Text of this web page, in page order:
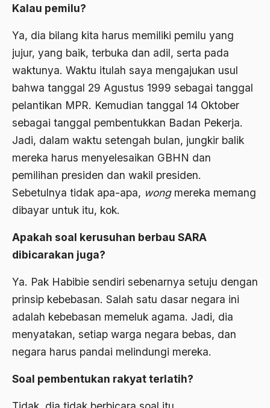
Kalau pemilu?
Ya, dia bilang kita harus memiliki pemilu yang
jujur, yang baik, terbuka dan adil, serta pada
waktunya. Waktu itulah saya mengajukan usul
bahwa tanggal 29 Agustus 1999 sebagai tanggal
pelantikan MPR. Kemudian tanggal 14 Oktober
sebagai tanggal pembentukkan Badan Pekerja.
Jadi, dalam waktu setengah bulan, jungkir balik
mereka harus menyelesaikan GBHN dan
pemilihan presiden dan wakil presiden.
Sebetulnya tidak apa-apa, wongmereka memang
dibayar untuk itu, kok.
Apakah soal kerusuhan berbau SARA
dibicarakan juga?
Ya. Pak Habibie sendiri sebenarnya setuju dengan
prinsip kebebasan. Salah satu dasar negara ini
adalah kebebasan memeluk agama. Jadi, dia
menyatakan, setiap warga negara bebas, dan
negara harus pandai melindungi mereka.
Soal pembentukan rakyat terlatih?
Ahmad Hasan Rurbi
Ahmad Khomeini
Ahmad Syafi’i Ma’arif
ahmad wahib
Ahmad Wahid
Ahmadiyah
AIDS
Airport Changi
Ajaran AGama
Ajaran Agama Islam
Ajaran Islam
Ajengan SIngaparna